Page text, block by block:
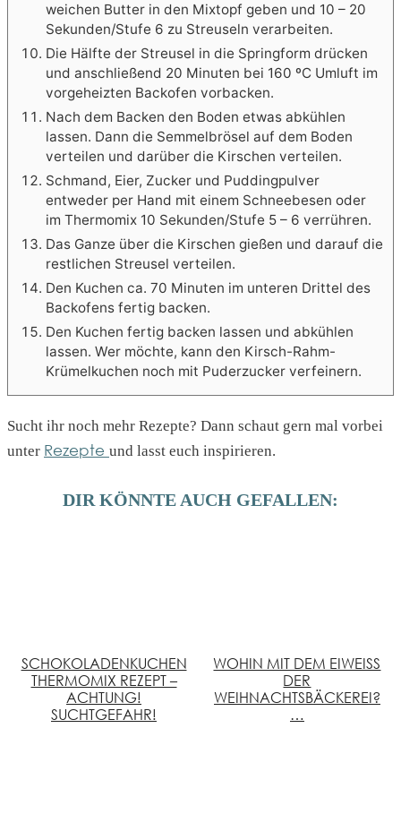
weichen Butter in den Mixtopf geben und 10 – 20
Sekunden/Stufe 6 zu Streuseln verarbeiten.
Die Hälfte der Streusel in die Springform drücken
und anschließend 20 Minuten bei 160 ºC Umluft im
vorgeheizten Backofen vorbacken.
Nach dem Backen den Boden etwas abkühlen
lassen. Dann die Semmelbrösel auf dem Boden
verteilen und darüber die Kirschen verteilen.
Schmand, Eier, Zucker und Puddingpulver
entweder per Hand mit einem Schneebesen oder
im Thermomix 10 Sekunden/Stufe 5 – 6 verrühren.
Das Ganze über die Kirschen gießen und darauf die
restlichen Streusel verteilen.
Den Kuchen ca. 70 Minuten im unteren Drittel des
Backofens fertig backen.
Den Kuchen fertig backen lassen und abkühlen
lassen. Wer möchte, kann den Kirsch-Rahm-
Krümelkuchen noch mit Puderzucker verfeinern.
Sucht ihr noch mehr Rezepte? Dann schaut gern mal vorbei
unter Rezepte und lasst euch inspirieren.
DIR KÖNNTE AUCH GEFALLEN:
SCHOKOLADENKUCHEN
THERMOMIX REZEPT –
ACHTUNG!
SUCHTGEFAHR!
WOHIN MIT DEM EIWEISS D
ER W
EIHNACHTSBÄCKEREI? …